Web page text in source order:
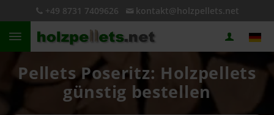
+49 8731 7409626 kontakt@holzpellets.net
Pellets Poseritz: Holzpellets
günstig bestellen